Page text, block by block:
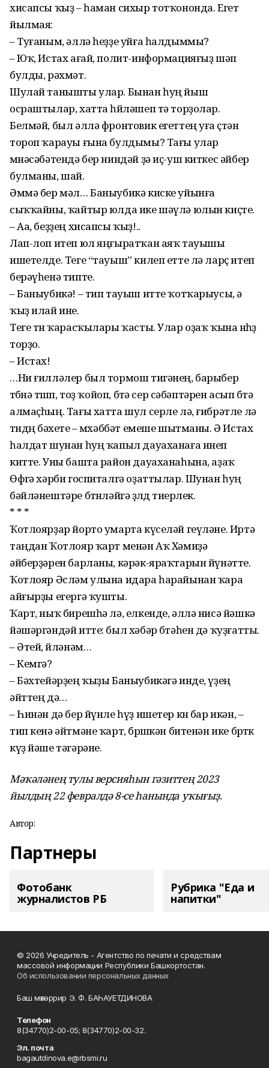
хисапсы ҡыҙ – һаман сихыр тотҡононда. Егет
йылмая:
– Туғаным, әллә һеҙҙе уйға һалдыммы?
– Юҡ, Истах ағай, полит-информацияғыҙ шәп
булды, рәхмәт.
Шулай танышты улар. Бынан һуң йыш
осраштылар, хатта һөйләшеп тә торҙолар.
Белмәй, был әллә фронтовик егеттең уға өҫтән
тороп ҡарауы ғына булдымы? Тағы улар
мөнәсәбәтендә бер ниндәй ҙә иҫ-уш киткес әйбер
булманы, шай.
Әммә бер мәл… Баныубикә киске уйынға
сыҡҡайны, ҡайтыр юлда ике шәүлә юлын киҫте.
– Аа, беҙҙең хисапсы ҡыҙ!..
Лап-лоп итеп юл яңғыратҡан аяҡ тауышы
ишетелде. Теге “тауыш” килеп етте лә ларҫ итеп
берәүһенә типте.
– Баныубикә! – тип тауыш итте ҡотҡарыусы, ә
ҡыҙ илай ине.
Теге төн ҡарасҡылары ҡасты. Улар оҙаҡ ҡына өнһөҙ
торҙо.
– Истах!
…Ни ғилләлер был тормош тигәнең, барыбер
төбөнә төшөп, тоҙ ҡойоп, бөтә сер сәбәптәрен асып бөтә
алмаҫһың. Тағы хатта шул серле лә, ғибрәтле лә
төндөң бәхете – мөхәббәт емеше шытманы. Ә Истах
һалдат шунан һуң ҡапыл дауаханаға инеп
китте. Уны башта район дауаханаһына, аҙаҡ
Өфөгә хәрби госпиталгә оҙаттылар. Шунан һуң
бәйләнештәре бөтөнләйгә өҙөлдө тиерлек.
* * *
Ҡотлоярҙар йорто умарта күселәй геүләне. Иртә
таңдан Ҡотлояр ҡарт менән Аҡ Хәмиҙә
әйберҙәрен барланы, кәрәк-яраҡтарын йүнәтте.
Ҡотлояр Әсләм улына идара һарайынан ҡара
айғырҙы егергә ҡушты.
Ҡарт, ныҡ бирешһә лә, елкенде, әллә нисә йәшкә
йәшәргәндәй итте: был хәбәр бөтәһен дә ҡуҙғатты.
– Әтей, өйләнәм…
– Кемгә?
– Бәхтейәрҙең ҡыҙы Баныубикәгә инде, үҙең
әйттең дә…
– Һинән дә бер йүнле һүҙ ишетер көн бар икән, –
тип кенә әйтмәне ҡарт, бөрөшкән битенән ике бөртөк
күҙ йәше тәгәрәне.
Мәҡәләнең тулы версияһын гәзиттең 2023
йылдың 22 февралдә 8-се һанында уҡығыҙ.
Автор:
Партнеры
Фотобанк
журналистов РБ
Рубрика "Еда и
напитки"
© 2026 Учредитель - Агентство по печати и средствам
массовой информации Республики Башкортостан.
Об использовании персональных данных
Баш мөхәррир Э. Ф. БАҺАУЕТДИНОВА
Телефон
8(34770)2-00-05; 8(34770)2-00-32.
Эл. почта
bagautdinova.e@rbsmi.ru